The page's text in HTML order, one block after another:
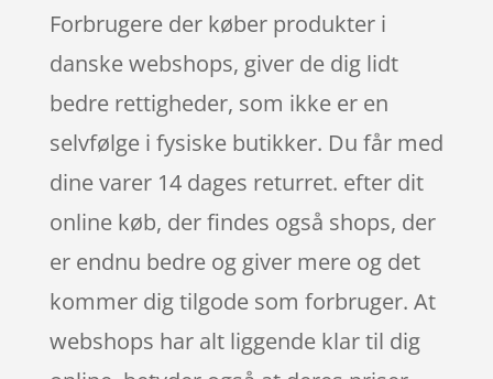
Forbrugere der køber produkter i
danske webshops, giver de dig lidt
bedre rettigheder, som ikke er en
selvfølge i fysiske butikker. Du får med
dine varer 14 dages returret. efter dit
online køb, der findes også shops, der
er endnu bedre og giver mere og det
kommer dig tilgode som forbruger. At
webshops har alt liggende klar til dig